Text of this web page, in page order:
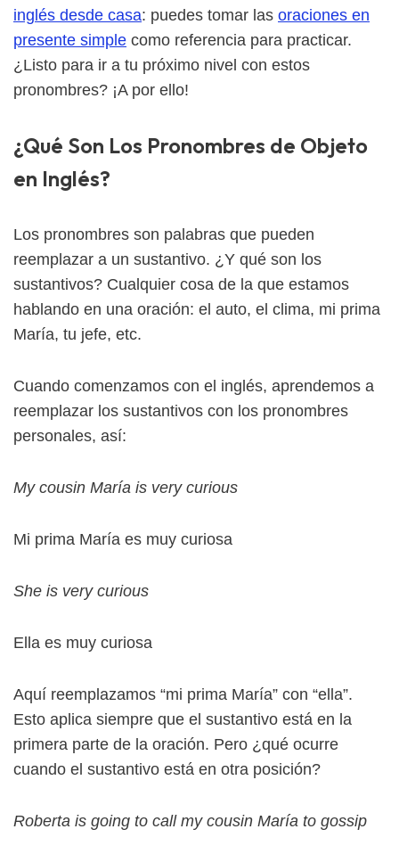
inglés desde casa: puedes tomar las oraciones en
presente simple como referencia para practicar.
¿Listo para ir a tu próximo nivel con estos
pronombres? ¡A por ello!
¿Qué Son Los Pronombres de Objeto
en Inglés?
Los pronombres son palabras que pueden
reemplazar a un sustantivo. ¿Y qué son los
sustantivos? Cualquier cosa de la que estamos
hablando en una oración: el auto, el clima, mi prima
María, tu jefe, etc.
Cuando comenzamos con el inglés, aprendemos a
reemplazar los sustantivos con los pronombres
personales, así:
My cousin María is very curious
Mi prima María es muy curiosa
She is very curious
Ella es muy curiosa
Aquí reemplazamos “mi prima María” con “ella”.
Esto aplica siempre que el sustantivo está en la
primera parte de la oración. Pero ¿qué ocurre
cuando el sustantivo está en otra posición?
Roberta is going to call my cousin María to gossip